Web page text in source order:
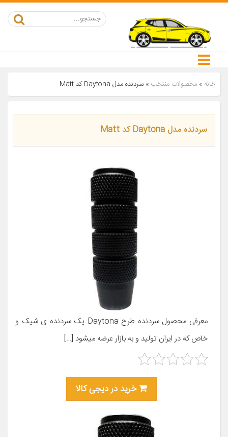
خانه » محصولات منتخب » سردنده مدل Daytona کد Matt
سردنده مدل Daytona کد Matt
معرفی محصول سردنده طرح Daytona یک سردنده ی شیک و
خاص که در ایران تولید و به بازار عرضه میشود […]
خرید در دیجی کالا